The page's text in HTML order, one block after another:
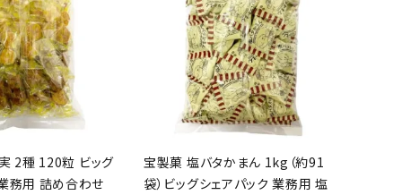
2種 120粒 ビッグ
務用 詰め合わせ
宝製菓 塩バタかまん 1kg（約91
袋）ビッグシェアパック 業務用 塩